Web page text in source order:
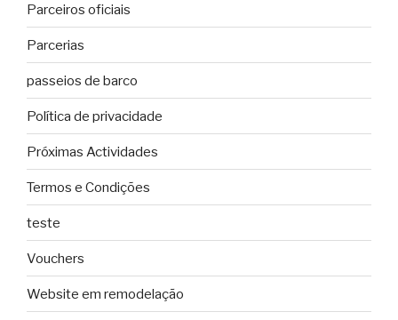
Parceiros oficiais
Parcerias
passeios de barco
Política de privacidade
Próximas Actividades
Termos e Condições
teste
Vouchers
Website em remodelação